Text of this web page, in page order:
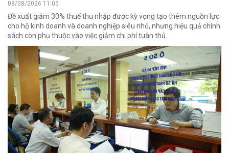
08/08/2026 11:05
Đề xuất giảm 30% thuế thu nhập được kỳ vọng tạo thêm nguồn lực
cho hộ kinh doanh và doanh nghiệp siêu nhỏ, nhưng hiệu quả chính
sách còn phụ thuộc vào việc giảm chi phí tuân thủ.